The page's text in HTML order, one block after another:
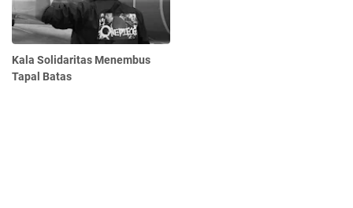
Kala Solidaritas Menembus
Tapal Batas